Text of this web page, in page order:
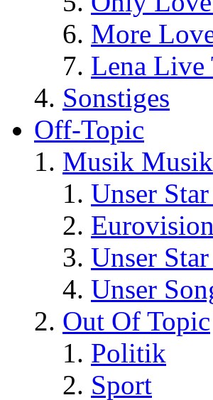
More
Lena Live
Sonstiges
Off-Topic
Musik
Unser
Unser
Unser
Out Of Topic
Politik
Sport